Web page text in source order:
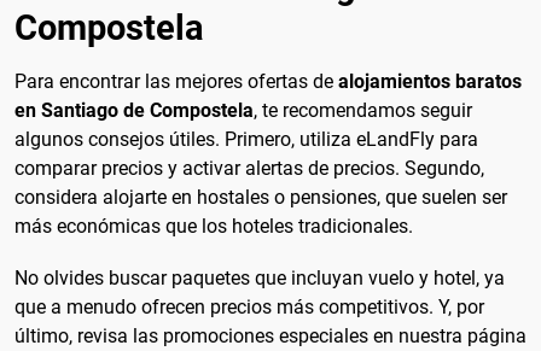
Compostela
Para encontrar las mejores ofertas de alojamientos baratos
en Santiago de Compostela, te recomendamos seguir
algunos consejos útiles. Primero, utiliza eLandFly para
comparar precios y activar alertas de precios. Segundo,
considera alojarte en hostales o pensiones, que suelen ser
más económicas que los hoteles tradicionales.
No olvides buscar paquetes que incluyan vuelo y hotel, ya
que a menudo ofrecen precios más competitivos. Y, por
último, revisa las promociones especiales en nuestra página